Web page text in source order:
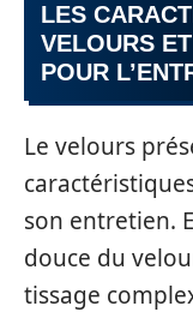
LES
VELOURS
POUR
Le velours
son entretien.
douce du
tissage